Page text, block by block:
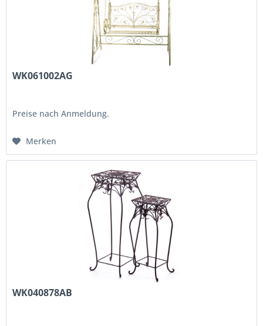
WK061002AG
Preise nach Anmeldung.
Merken
WK040878AB